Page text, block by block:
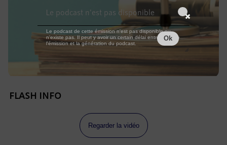
FLASH INFO
Regarder la vidéo
Le podcast n'est pas disponible
Le podcast de cette émission n'est pas disponible ou
n'existe pas. Il peut y avoir un certain délai entre la fin de
l'émission et la génération du podcast.
Ok